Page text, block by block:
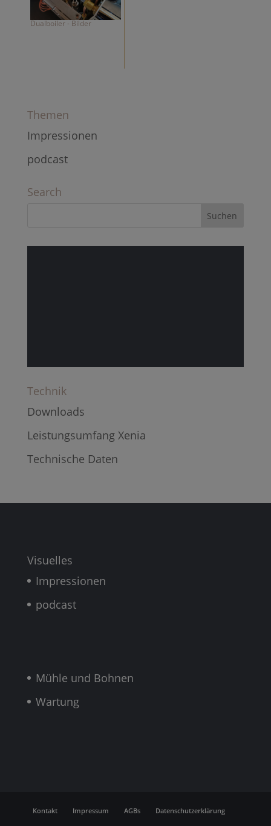
Dualboiler - Bilder
Themen
Impressionen
podcast
Search
Technik
Downloads
Leistungsumfang Xenia
Technische Daten
Visuelles
Impressionen
podcast
Mühle und Bohnen
Wartung
Kontakt Impressum AGBs Datenschutzerklärung